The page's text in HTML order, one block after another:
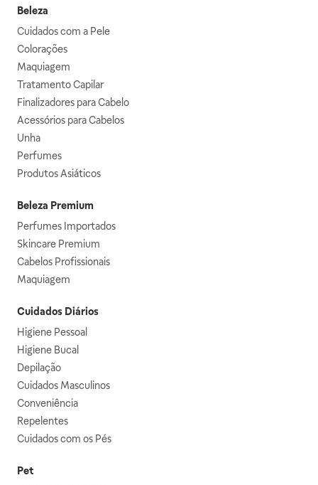
Beleza
Cuidados com a Pele
Colorações
Maquiagem
Tratamento Capilar
Finalizadores para Cabelo
Acessórios para Cabelos
Unha
Perfumes
Produtos Asiáticos
Beleza Premium
Perfumes Importados
Skincare Premium
Cabelos Profissionais
Maquiagem
Cuidados Diários
Higiene Pessoal
Higiene Bucal
Depilação
Cuidados Masculinos
Conveniência
Repelentes
Cuidados com os Pés
Pet